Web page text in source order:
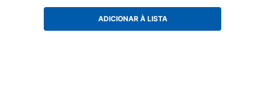
ADICIONAR À LISTA